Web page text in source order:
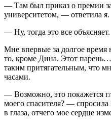
— Там был приказ о премии за
университетом, — ответила я.
— Ну, тогда это все объясняет.
Мне впервые за долгое время
то, кроме Дина. Этот
таким притягательным, что
часами.
— Возможно, это покажется
моего спасителя? —
в глаза, отчего мое сердце